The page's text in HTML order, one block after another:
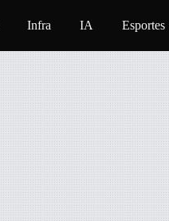
Infra IA Esportes